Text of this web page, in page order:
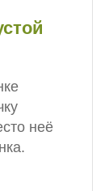
неё